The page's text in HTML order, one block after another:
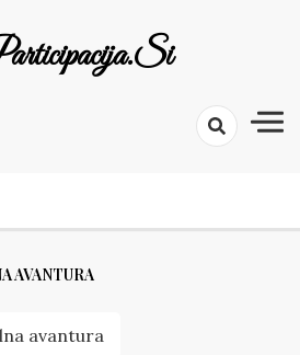
AVANTURA
avantura